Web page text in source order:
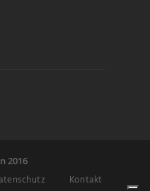
2016
Kontakt